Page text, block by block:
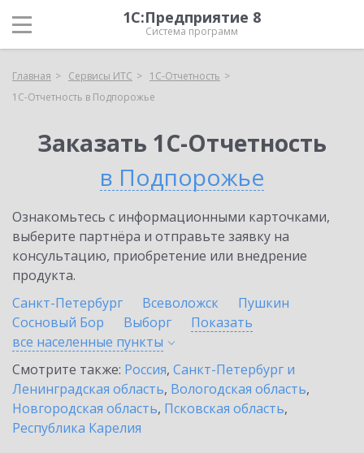
1С:Предприятие 8
Система программ
Главная Сервисы ИТС
1С-Отчетность
1С-Отчетность в Подпорожье
Заказать 1С-Отчетность
в Подпорожье
Ознакомьтесь с информационными карточками,
выберите партнёра и отправьте заявку на
консультацию, приобретение или внедрение
продукта.
Санкт-Петербург
Всеволожск
Пушкин
Сосновый Бор
Выборг
Показать
все населенные пункты
Смотрите также: Россия, Санкт-Петербург и
Ленинградская область, Вологодская область,
Новгородская область, Псковская область,
Республика Карелия